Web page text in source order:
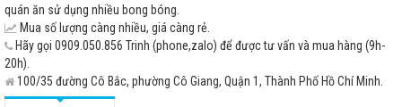
quán ăn sử dụng nhiều bong bóng.
Mua số lượng càng nhiều, giá càng rẻ.
Hãy gọi 0909.050.856 Trinh (phone,zalo) để được tư vấn và mua hàng (9h-
20h).
100/35 đường Cô Bắc, phường Cô Giang, Quận 1, Thành Phố Hồ Chí Minh.